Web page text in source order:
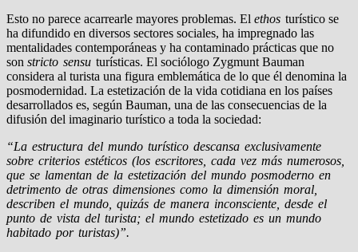
Esto no parece acarrearle mayores problemas. El ethos tu­rístico se
ha difundido en diversos sectores sociales, ha im­pregnado las
mentalidades contemporáneas y ha contaminado prácticas que no
son stricto sensu turísticas. El sociólogo Zyg­munt Bauman
considera al turista una figura emblemática de lo que él denomina la
posmodernidad. La estetización de la vida cotidiana en los países
desarrollados es, según Bauman, una de las consecuencias de la
difusión del imaginario turístico a toda la sociedad:
“La estructura del mundo turístico descansa exclu­sivamente
sobre criterios estéticos (los escritores, cada vez más numerosos,
que se lamentan de la estetización del mundo pos­moderno en
detrimento de otras dimensiones como la dimen­sión moral,
describen el mundo, quizás de manera inconscien­te, desde el
punto de vista del turista; el mundo estetizado es un mundo
habitado por turistas)”.